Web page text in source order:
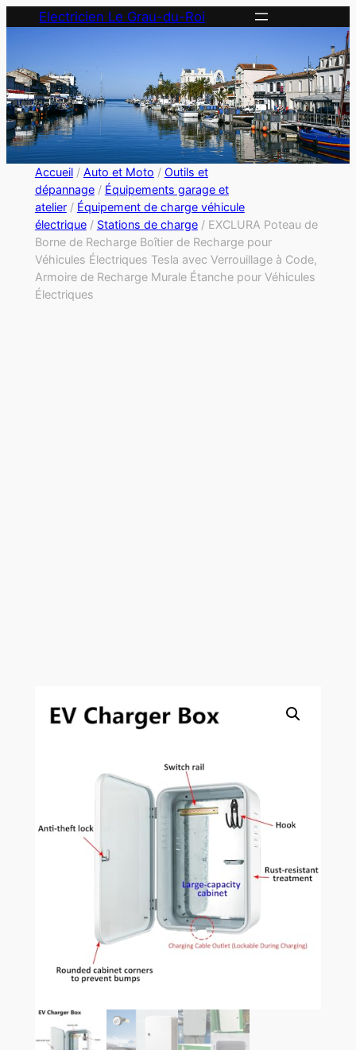
Electricien Le Grau-du-Roi
Accueil/ Auto et Moto / Outils et
dépannage/ Équipements garage et
atelier/ Équipement de charge véhicule
électrique/ Stations de charge/ EXCLURA Poteau de
Borne de Recharge Boîtier de Recharge pour
Véhicules Électriques Tesla avec Verrouillage à Code,
Armoire de Recharge Murale Étanche pour Véhicules
Électriques